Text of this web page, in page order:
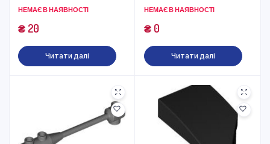
НЕМАЄ В НАЯВНОСТІ
₴20
Читати далі
НЕМАЄ В НАЯВНОСТІ
₴0
Читати далі